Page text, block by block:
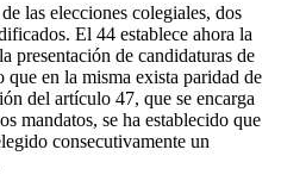
las elecciones colegiales, dos
El 44 establece ahora la
presentación de candidaturas de
que en la misma exista paridad de
del artículo 47, que se encarga
mandatos, se ha establecido que
consecutivamente un